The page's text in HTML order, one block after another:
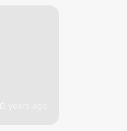
2 years ago